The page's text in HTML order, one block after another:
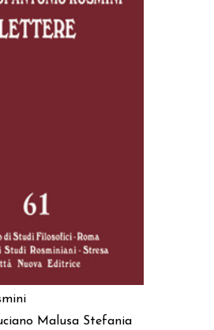
Malusa Stefania